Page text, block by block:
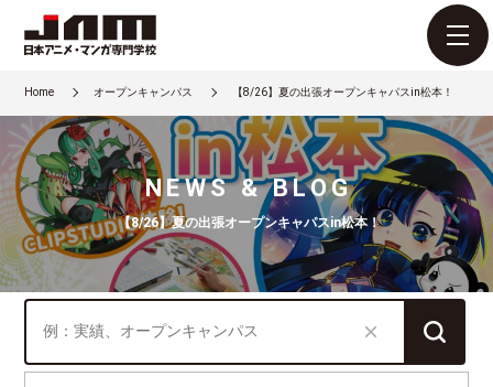
Home オープンキャンパス 【8/26】夏の出張オープンキャパスin松本！
NEWS & BLOG
【8/26】夏の出張オープンキャパスin松本！